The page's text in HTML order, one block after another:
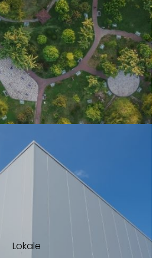
Lokale